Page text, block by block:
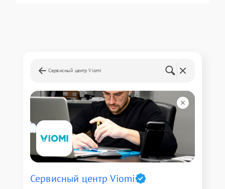
Сервисный центр Viomi
Сервисный центр Viomi